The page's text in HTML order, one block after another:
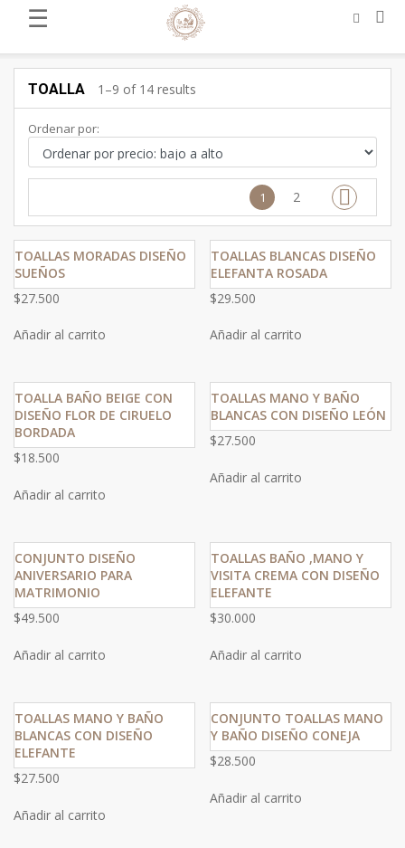
☰
TOALLA 1–9 of 14 results
Ordenar por:
1 2
TOALLAS MORADAS DISEÑO
SUEÑOS
$27.500
Añadir al carrito
TOALLAS BLANCAS DISEÑO
ELEFANTA ROSADA
$29.500
Añadir al carrito
TOALLA BAÑO BEIGE CON
DISEÑO FLOR DE CIRUELO
BORDADA
$18.500
Añadir al carrito
TOALLAS MANO Y BAÑO
BLANCAS CON DISEÑO LEÓN
$27.500
Añadir al carrito
CONJUNTO DISEÑO
ANIVERSARIO PARA
MATRIMONIO
$49.500
Añadir al carrito
TOALLAS BAÑO ,MANO Y
VISITA CREMA CON DISEÑO
ELEFANTE
$30.000
Añadir al carrito
TOALLAS MANO Y BAÑO
BLANCAS CON DISEÑO
ELEFANTE
$27.500
Añadir al carrito
CONJUNTO TOALLAS MANO
Y BAÑO DISEÑO CONEJA
$28.500
Añadir al carrito